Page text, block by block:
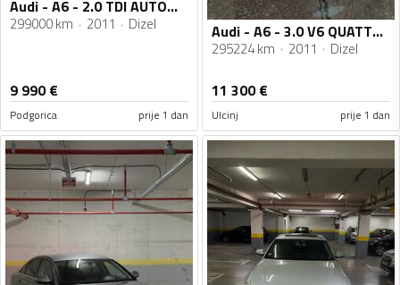
Audi - A6 - 2.0 TDI AUTOMATIK
299000 km 2011 Dizel
9 990€
Podgorica prije 1 dan
Audi - A6 - 3.0 V6 QUATTRO
295224 km 2011 Dizel
11 300€
Ulcinj prije 1 dan